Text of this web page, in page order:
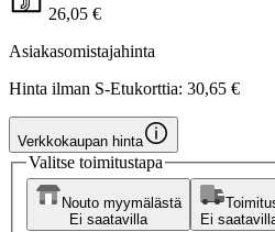
26,05 €
Asiakasomistajahinta
Hinta ilman S-Etukorttia: 30,65 €
Verkkokaupan hinta
Valitse toimitustapa
Nouto myymälästä
Ei saatavilla
Ei